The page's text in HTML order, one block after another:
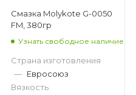
Смазка Molykote G-0050
FM, 380гр
Узнать свободное наличие
Страна изготовления
— Евросоюз
Вязкость